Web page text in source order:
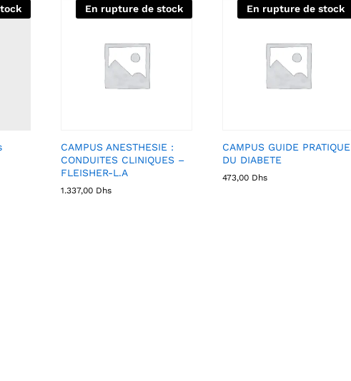
En rupture de stock
CAMPUS ANESTHESIE :
CONDUITES CLINIQUES –
FLEISHER-L.A
1.337,00 Dhs
En rupture de stock
CAMPUS GUIDE PRATIQUE
DU DIABETE
473,00 Dhs